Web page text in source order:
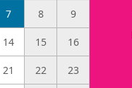
7 8 9
14 15 16
21 22 23